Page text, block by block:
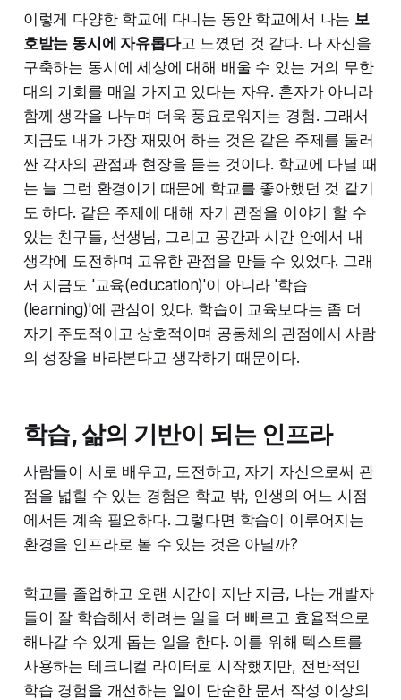
이렇게 다양한 학교에 다니는 동안 학교에서 나는 보
호받는 동시에 자유롭다고 느꼈던 것 같다. 나 자신을
구축하는 동시에 세상에 대해 배울 수 있는 거의 무한
대의 기회를 매일 가지고 있다는 자유. 혼자가 아니라
함께 생각을 나누며 더욱 풍요로워지는 경험. 그래서
지금도 내가 가장 재밌어 하는 것은 같은 주제를 둘러
싼 각자의 관점과 현장을 듣는 것이다. 학교에 다닐 때
는 늘 그런 환경이기 때문에 학교를 좋아했던 것 같기
도 하다. 같은 주제에 대해 자기 관점을 이야기 할 수
있는 친구들, 선생님, 그리고 공간과 시간 안에서 내
생각에 도전하며 고유한 관점을 만들 수 있었다. 그래
서 지금도 '교육(education)'이 아니라 '학습
(learning)'에 관심이 있다. 학습이 교육보다는 좀 더
자기 주도적이고 상호적이며 공동체의 관점에서 사람
의 성장을 바라본다고 생각하기 때문이다.
학습, 삶의 기반이 되는 인프라
사람들이 서로 배우고, 도전하고, 자기 자신으로써 관
점을 넓힐 수 있는 경험은 학교 밖, 인생의 어느 시점
에서든 계속 필요하다. 그렇다면 학습이 이루어지는
환경을 인프라로 볼 수 있는 것은 아닐까?
학교를 졸업하고 오랜 시간이 지난 지금, 나는 개발자
들이 잘 학습해서 하려는 일을 더 빠르고 효율적으로
해나갈 수 있게 돕는 일을 한다. 이를 위해 텍스트를
사용하는 테크니컬 라이터로 시작했지만, 전반적인
학습 경험을 개선하는 일이 단순한 문서 작성 이상의